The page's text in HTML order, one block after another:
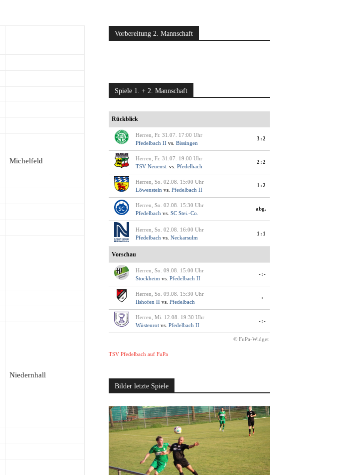
Michelfeld
Niedernhall
Vorbereitung 2. Mannschaft
Spiele 1. + 2. Mannschaft
Rückblick
Herren, Fr. 31.07. 17:00 Uhr
Pfedelbach II vs. Bissingen
3:2
Herren, Fr. 31.07. 19:00 Uhr
TSV Neuenst. vs. Pfedelbach
2:2
Herren, So. 02.08. 15:00 Uhr
Löwenstein vs. Pfedelbach II
1:2
Herren, So. 02.08. 15:30 Uhr
Pfedelbach vs. SC Stei.-Co.
abg.
Herren, So. 02.08. 16:00 Uhr
Pfedelbach vs. Neckarsulm
1:1
Vorschau
Herren, So. 09.08. 15:00 Uhr
Stockheim vs. Pfedelbach II
-:-
Herren, So. 09.08. 15:30 Uhr
Ilshofen II vs. Pfedelbach
-:-
Herren, Mi. 12.08. 19:30 Uhr
Wüstenrot vs. Pfedelbach II
-:-
© FuPa-Widget
TSV Pfedelbach auf FuPa
Bilder letzte Spiele